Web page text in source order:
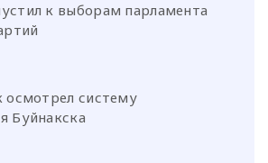
к выборам парламента
осмотрел систему
Буйнакска